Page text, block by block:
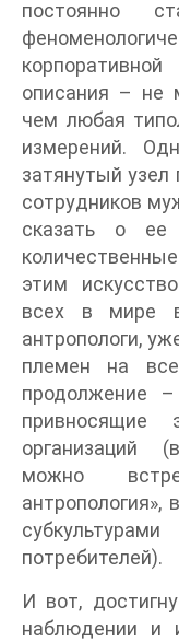
постоянно
описания – не
чем любая
измерений.
затянутый узел
сотрудников
сказать о ее
этим
всех в мире
антропологи,
племен на
продолжение –
привносящие
организаций
можно
потребителей).
И вот,
наблюдении и